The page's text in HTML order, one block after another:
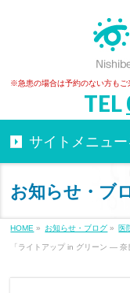
※急患の場合は予約のない方もご
TEL
お知らせ・ブ
HOME » お知らせ・ブログ » 医
「ライトアップ in グリーン ― 奈